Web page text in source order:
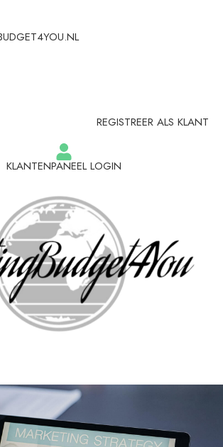
REGISTREER ALS KLANT
KLANTENPANEEL LOGIN